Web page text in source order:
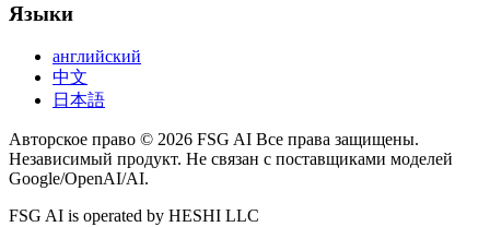
Языки
английский
中文
日本語
Авторское право © 2026 FSG AI Все права защищены.
Независимый продукт. Не связан с поставщиками моделей
Google/OpenAI/AI.
FSG AI is operated by HESHI LLC